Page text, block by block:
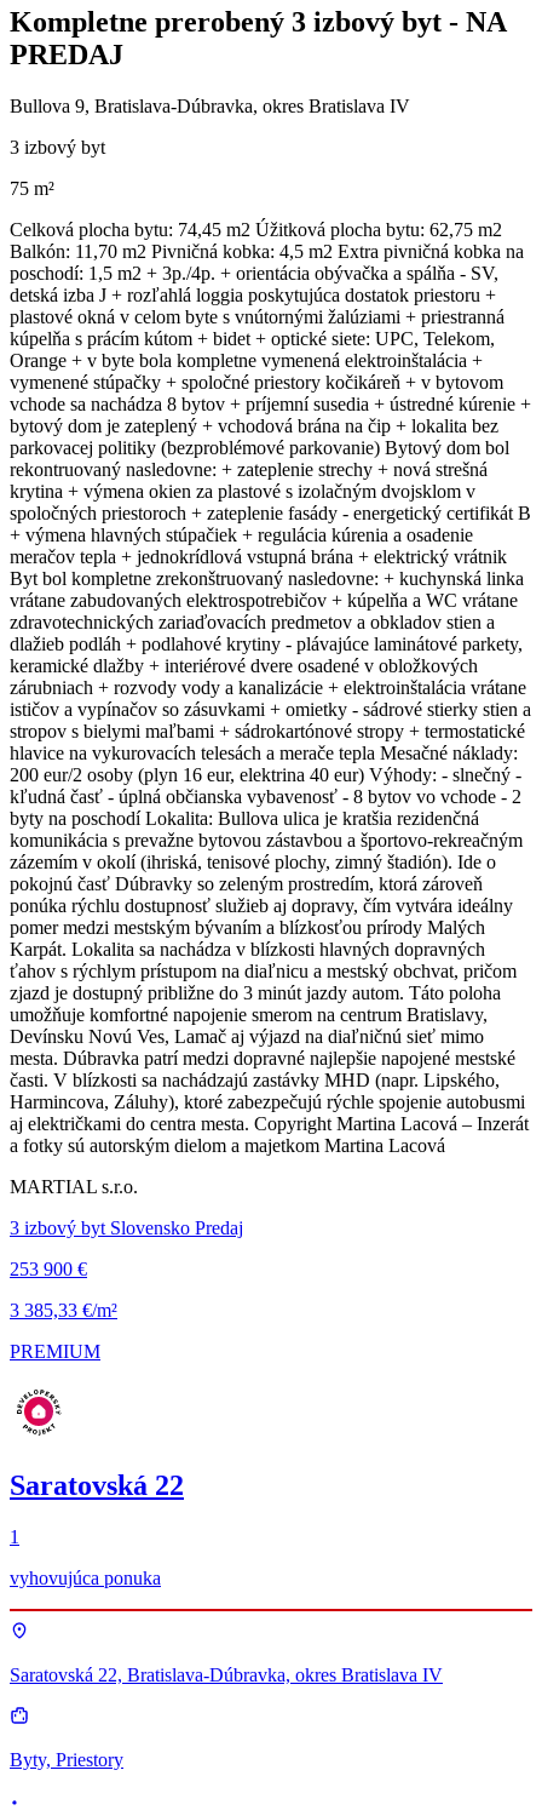
Kompletne prerobený 3 izbový byt - NA
PREDAJ
Bullova 9, Bratislava-Dúbravka, okres Bratislava IV
3 izbový byt
75 m²
Celková plocha bytu: 74,45 m2 Úžitková plocha bytu: 62,75 m2
Balkón: 11,70 m2 Pivničná kobka: 4,5 m2 Extra pivničná kobka na
poschodí: 1,5 m2 + 3p./4p. + orientácia obývačka a spálňa - SV,
detská izba J + rozľahlá loggia poskytujúca dostatok priestoru +
plastové okná v celom byte s vnútornými žalúziami + priestranná
kúpelňa s prácím kútom + bidet + optické siete: UPC, Telekom,
Orange + v byte bola kompletne vymenená elektroinštalácia +
vymenené stúpačky + spoločné priestory kočikáreň + v bytovom
vchode sa nachádza 8 bytov + príjemní susedia + ústredné kúrenie +
bytový dom je zateplený + vchodová brána na čip + lokalita bez
parkovacej politiky (bezproblémové parkovanie) Bytový dom bol
rekontruovaný nasledovne: + zateplenie strechy + nová strešná
krytina + výmena okien za plastové s izolačným dvojsklom v
spoločných priestoroch + zateplenie fasády - energetický certifikát B
+ výmena hlavných stúpačiek + regulácia kúrenia a osadenie
meračov tepla + jednokrídlová vstupná brána + elektrický vrátnik
Byt bol kompletne zrekonštruovaný nasledovne: + kuchynská linka
vrátane zabudovaných elektrospotrebičov + kúpelňa a WC vrátane
zdravotechnických zariaďovacích predmetov a obkladov stien a
dlažieb podláh + podlahové krytiny - plávajúce laminátové parkety,
keramické dlažby + interiérové dvere osadené v obložkových
zárubniach + rozvody vody a kanalizácie + elektroinštalácia vrátane
ističov a vypínačov so zásuvkami + omietky - sádrové stierky stien a
stropov s bielymi maľbami + sádrokartónové stropy + termostatické
hlavice na vykurovacích telesách a merače tepla Mesačné náklady:
200 eur/2 osoby (plyn 16 eur, elektrina 40 eur) Výhody: - slnečný -
kľudná časť - úplná občianska vybavenosť - 8 bytov vo vchode - 2
byty na poschodí Lokalita: Bullova ulica je kratšia rezidenčná
komunikácia s prevažne bytovou zástavbou a športovo-rekreačným
zázemím v okolí (ihriská, tenisové plochy, zimný štadión). Ide o
pokojnú časť Dúbravky so zeleným prostredím, ktorá zároveň
ponúka rýchlu dostupnosť služieb aj dopravy, čím vytvára ideálny
pomer medzi mestským bývaním a blízkosťou prírody Malých
Karpát. Lokalita sa nachádza v blízkosti hlavných dopravných
ťahov s rýchlym prístupom na diaľnicu a mestský obchvat, pričom
zjazd je dostupný približne do 3 minút jazdy autom. Táto poloha
umožňuje komfortné napojenie smerom na centrum Bratislavy,
Devínsku Novú Ves, Lamač aj výjazd na diaľničnú sieť mimo
mesta. Dúbravka patrí medzi dopravné najlepšie napojené mestské
časti. V blízkosti sa nachádzajú zastávky MHD (napr. Lipského,
Harmincova, Záluhy), ktoré zabezpečujú rýchle spojenie autobusmi
aj električkami do centra mesta. Copyright Martina Lacová – Inzerát
a fotky sú autorským dielom a majetkom Martina Lacová
MARTIAL s.r.o.
3 izbový byt Slovensko Predaj
253 900 €
3 385,33 €/m²
PREMIUM
Saratovská 22
1
vyhovujúca ponuka
Saratovská 22, Bratislava-Dúbravka, okres Bratislava IV
Byty, Priestory